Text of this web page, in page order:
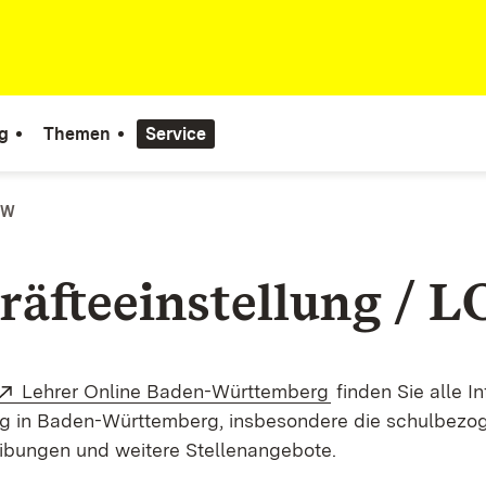
Themen Service
/
Extern:
Lehrer Online Baden-Württemberg (Öffnet in neuem
finden Sie alle
in Baden-Württemberg, insbesondere die
und weitere Stellenangebote.